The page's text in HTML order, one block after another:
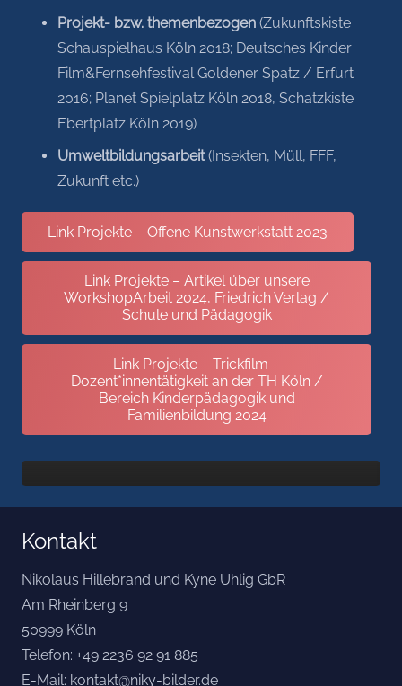
Projekt- bzw. themenbezogen (Zukunftskiste
Schauspielhaus Köln 2018; Deutsches Kinder
Film&Fernsehfestival Goldener Spatz / Erfurt
2016; Planet Spielplatz Köln 2018, Schatzkiste
Ebertplatz Köln 2019)
Umweltbildungsarbeit(Insekten, Müll, FFF,
Zukunft etc.)
Link Projekte – Offene Kunstwerkstatt 2023
Link Projekte – Artikel über unsere
WorkshopArbeit 2024, Friedrich Verlag /
Schule und Pädagogik
Link Projekte – Trickfilm –
Dozent*innentätigkeit an der TH Köln /
Bereich Kinderpädagogik und
Familienbildung 2024
Kontakt
Nikolaus Hillebrand und Kyne Uhlig GbR
Am Rheinberg 9
50999 Köln
Telefon: +49 2236 92 91 885
E-Mail: kontakt@niky-bilder.de